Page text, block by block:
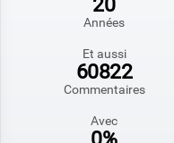
Années
Et aussi
60822
Commentaires
Avec